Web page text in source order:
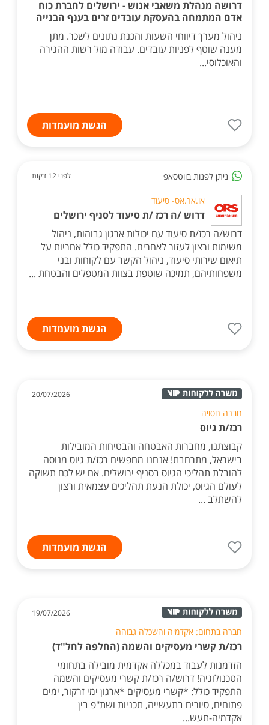
דרושה מנהלת משאבי אנוש - ירושלים לחברת כוח
אדם המתמחה בהעסקת עובדים זרים בענף הבנייה
ניהול מערך דיווחי השעות והכנת נתונים לשכר. מתן
מענה שוטף לפניות עובדים. עבודה מול רשות ההגירה
והאוכלוסי...
הגשת מועמדות
ניתן לפנות בווטסאפ לפני 12 דקות
או.אר.אס- סיעוד
דרוש /ה רכז /ת סיעוד לסניף ירושלים
דרוש/ה רכז/ת סיעוד עם יכולות ארגון גבוהות, ניהול
משימות ורצון לעזור לאחרים. התפקיד כולל אחריות על
תיאום שירותי סיעוד, ניהול הקשר עם לקוחות ובני
משפחותיהם, תמיכה שוטפת בצוות המטפלים והבטחת ...
הגשת מועמדות
20/07/2026
חברה חסויה
רכז/ת גיוס
קבוצתנו, מחברות האבטחה והבטיחות המובילות
בישראל, מתרחבת! אנחנו מחפשים רכז/ת גיוס מנוסה
להובלת תהליכי הגיוס בסניף ירושלים. אם יש לכם תשוקה
לעולם הגיוס, יכולת הנעת תהליכים עצמאית ורצון
להשתלב ...
הגשת מועמדות
19/07/2026
חברה בתחום: אקדמיה והשכלה גבוהה
רכז/ת קשרי מעסיקים והשמה (החלפה לחל"ד)
הזדמנות לעבוד במכללה אקדמית מובילה בתחומי
הטכנולוגיה! דרוש/ה רכז/ת קשרי מעסיקים והשמה
התפקיד כולל: *קשרי מעסיקים *ארגון ימי זרקור, ימים
פתוחים, סיורים בתעשייה, תכניות ושת"פ בין
אקדמיה-תעש...